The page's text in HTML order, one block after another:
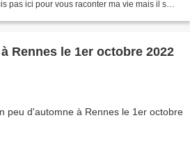
pas ici pour vous raconter ma vie mais il se
Rennes le 1er octobre 2022